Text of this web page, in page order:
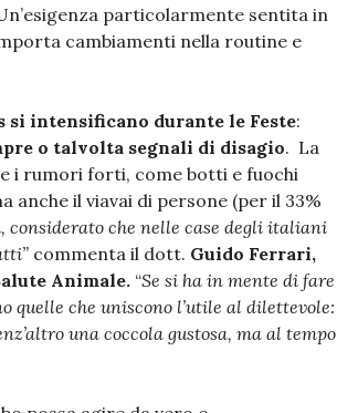
particolarmente sentita in
cambiamenti nella routine e
si intensificano durante le Feste:
o talvolta segnali di disagio. La
i rumori forti, come botti e fuochi
anche il viavai di persone (per il 33%
che nelle case degli italiani
commenta il dott. Guido Ferrari,
Animale. “Se si ha in mente di fare
quelle che uniscono l’utile al dilettevole:
una coccola gustosa, ma al tempo